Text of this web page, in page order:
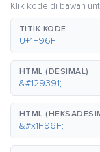
Klik kode di bawah
TITIK KODE
U+1F96F
HTML (DESIMAL)
&#129391;
HTML
&#x1F96F;